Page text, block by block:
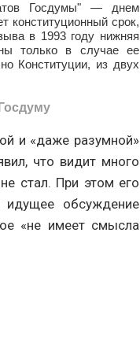
Госдумы" — днем
конституционный срок,
в 1993 году нижняя
только в случае ее
Конституции, из двух
и «даже разумной»
что видит много
стал. При этом его
идущее обсуждение
«не имеет смысла